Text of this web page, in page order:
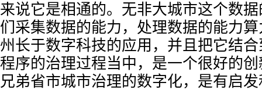
来说它是相通的。无非大城市这个数
们采集数据的能力，处理数据的能力
州长于数字科技的应用，并且把它结
程序的治理过程当中，是一个很好的
兄弟省市城市治理的数字化，是有启